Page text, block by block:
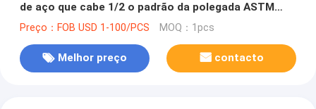
de aço que cabe 1/2 o padrão da polegada ASTM
AISI
Preço：FOB USD 1-100/PCS MOQ：1pcs
Melhor preço contacto